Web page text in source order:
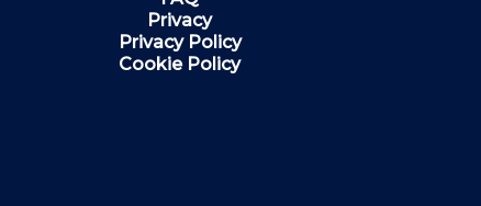
Privacy
Privacy Policy
Cookie Policy